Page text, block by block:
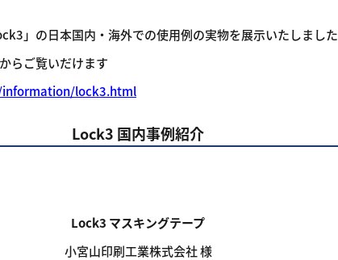
」の日本国内・海外での使用例の実物を展示いたしました
らご覧いだけます
information/lock3.html
Lock3 国内事例紹介
Lock3 マスキングテープ
小宮山印刷工業株式会社 様